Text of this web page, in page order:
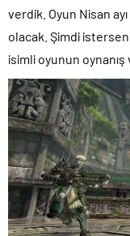
verdik. Oyun Nisan
olacak. Şimdi
isimli oyunun